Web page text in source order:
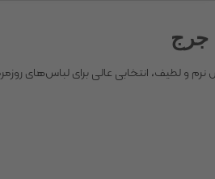
جرج
و لطیف، انتخابی عالی برای لباس‌های